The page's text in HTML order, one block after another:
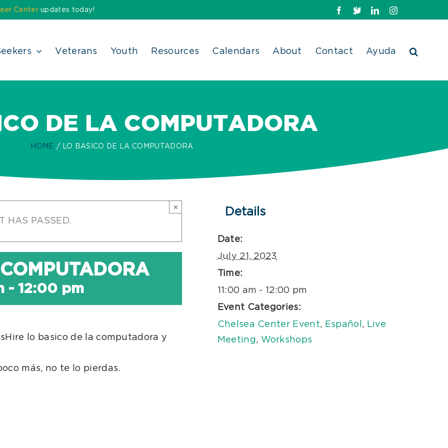
Centerupdates today! Facebook
X LinkedInInstagram
Veterans Youth Resources Calendars About Contact Ayuda
DE LA COMPUTADORA
HOME LO BASICO DE LA COMPUTADORA
HAS PASSED.
×
- 12:00 pm
lo basico de la computadora y
más, no te lo pierdas.
Details
Date:
July 21, 2023
Time:
11:00 am - 12:00 pm
Event Categories:
Chelsea Center Event, Español , Live
Meeting, Workshops